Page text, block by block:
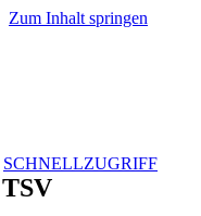
Zum Inhalt springen
SCHNELLZUGRIFF
TSV